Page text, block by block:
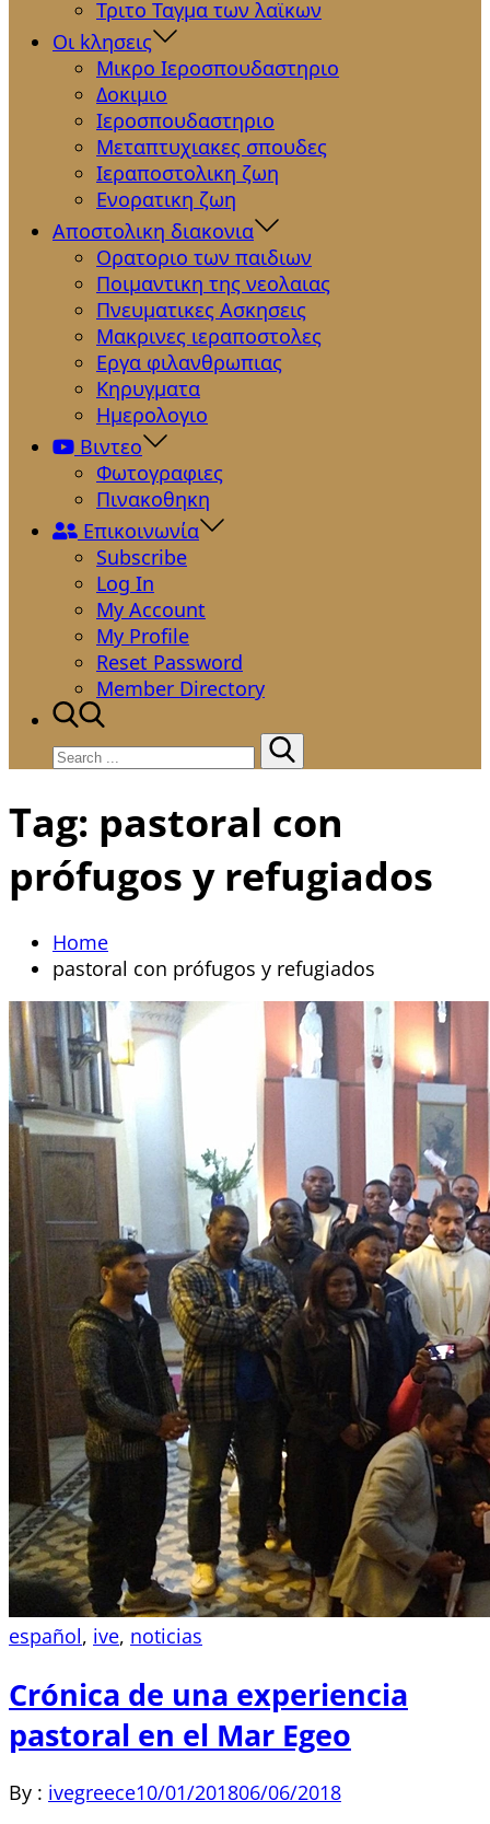
Τριτο Ταγμα των λαϊκων
Οι kλησεις
Μικρο Ιεροσπουδαστηριο
Δοκιμιο
Ιεροσπουδαστηριο
Μεταπτυχιακες σπουδες
Ιεραποστολικη ζωη
Ενορατικη ζωη
Αποστολικη διακονια
Ορατοριο των παιδιων
Ποιμαντικη της νεολαιας
Πνευματικες Ασκησεις
Μακρινες ιεραποστολες
Εργα φιλανθρωπιας
Κηρυγματα
Ημερολογιο
Βιντεο
Φωτογραφιες
Πινακοθηκη
Επικοινωνία
Subscribe
Log In
My Account
My Profile
Reset Password
Member Directory
Search
for:
Tag: pastoral con
prófugos y refugiados
Home
pastoral con prófugos y refugiados
español, ive, noticias
Crónica de una experiencia
pastoral en el Mar Egeo
By : ivegreece10/01/201806/06/2018